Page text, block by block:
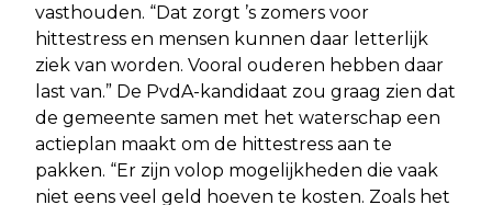
vasthouden. “Dat zorgt ’s zomers voor
hittestress en mensen kunnen daar letterlijk
ziek van worden. Vooral ouderen hebben daar
last van.” De PvdA-kandidaat zou graag zien dat
de gemeente samen met het waterschap een
actieplan maakt om de hittestress aan te
pakken. “Er zijn volop mogelijkheden die vaak
niet eens veel geld hoeven te kosten. Zoals het